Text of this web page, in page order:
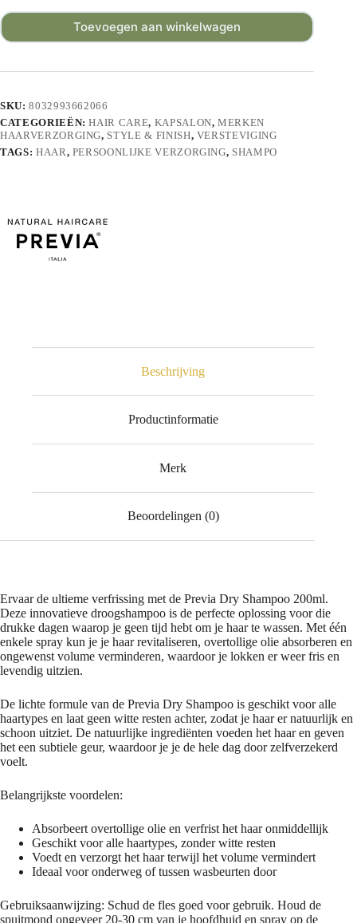
Toevoegen aan winkelwagen
SKU:8032993662066
CATEGORIEËN:HAIR CARE, KAPSALON,MERKEN
HAARVERZORGING, STYLE & FINISH, VERSTEVIGING
TAGS: HAAR, PERSOONLIJKE VERZORGING, SHAMPO
Beschrijving
Productinformatie
Merk
Beoordelingen (0)
Ervaar de ultieme verfrissing met de Previa Dry Shampoo 200ml.
Deze innovatieve droogshampoo is de perfecte oplossing voor die
drukke dagen waarop je geen tijd hebt om je haar te wassen. Met één
enkele spray kun je je haar revitaliseren, overtollige olie absorberen en
ongewenst volume verminderen, waardoor je lokken er weer fris en
levendig uitzien.
De lichte formule van de Previa Dry Shampoo is geschikt voor alle
haartypes en laat geen witte resten achter, zodat je haar er natuurlijk en
schoon uitziet. De natuurlijke ingrediënten voeden het haar en geven
het een subtiele geur, waardoor je je de hele dag door zelfverzekerd
voelt.
Belangrijkste voordelen:
Absorbeert overtollige olie en verfrist het haar onmiddellijk
Geschikt voor alle haartypes, zonder witte resten
Voedt en verzorgt het haar terwijl het volume vermindert
Ideaal voor onderweg of tussen wasbeurten door
Gebruiksaanwijzing: Schud de fles goed voor gebruik. Houd de
spuitmond ongeveer 20-30 cm van je hoofdhuid en spray op de